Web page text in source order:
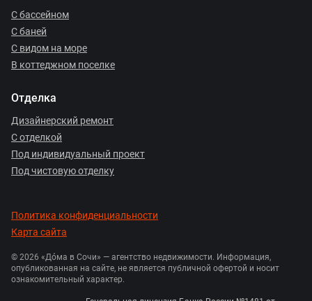
С бассейном
С баней
С видом на море
В коттеджном поселке
Отделка
Дизайнерский ремонт
С отделкой
Под индивидуальный проект
Под чистовую отделку
Политика конфиденциальности
Карта сайта
© 2026 «Дóма в Сочи» — агентство недвижимости. Информация,
опубликованная на сайте, не является публичной офертой и носит
ознакомительный характер.